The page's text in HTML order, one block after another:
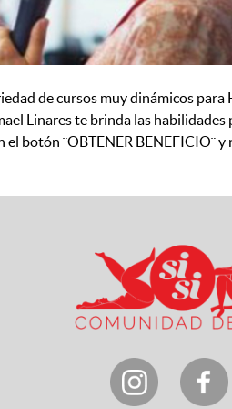
de cursos muy dinámicos
Linares te brinda las
botón ¨OBTENER BENEFICIO¨